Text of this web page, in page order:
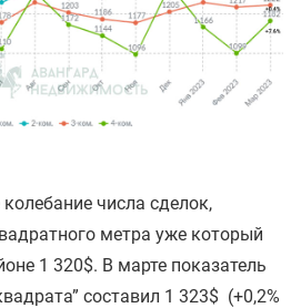
числа сделок,
метра уже который
1 320$. В марте показатель
составил 1 323$ (+0,2%